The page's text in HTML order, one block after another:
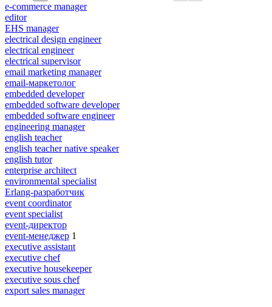
e-commerce manager
editor
EHS manager
electrical design engineer
electrical engineer
electrical supervisor
email marketing manager
email-маркетолог
embedded developer
embedded software developer
embedded software engineer
engineering manager
english teacher
english teacher native speaker
english tutor
enterprise architect
environmental specialist
Erlang-разработчик
event coordinator
event specialist
event-директор
event-менеджер 1
executive assistant
executive chef
executive housekeeper
executive sous chef
export sales manager